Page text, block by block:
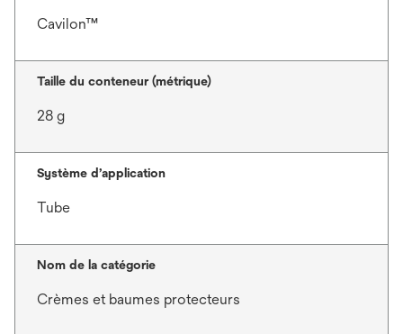
Cavilon™
Taille du conteneur (métrique)
28 g
Système d’application
Tube
Nom de la catégorie
Crèmes et baumes protecteurs